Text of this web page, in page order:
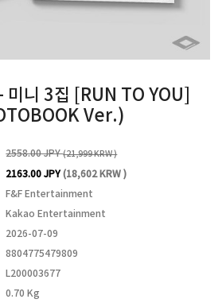
미니 3집 [RUN TO YOU]
Ver.)
2558.00 JPY(21,999 KRW )
2163.00 JPY(18,602 KRW )
F&F Entertainment
Kakao Entertainment
2026-07-09
8804775479809
L200003677
0.70 Kg